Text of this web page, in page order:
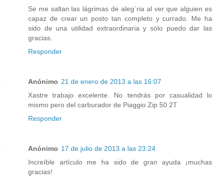
Se me saltan las lágrimas de aleg´ria al ver que alguien es
capaz de crear un posto tan completo y currado. Me ha
sido de una utilidad extraordinaria y sólo puedo dar las
gracias.
Responder
Anónimo 21 de enero de 2013 a las 16:07
Xastre trabajo excelente. No tendrás por casualidad lo
mismo pero del carburador de Piaggio Zip 50 2T
Responder
Anónimo 17 de julio de 2013 a las 23:24
Increíble artículo me ha sido de gran ayuda ¡muchas
gracias!